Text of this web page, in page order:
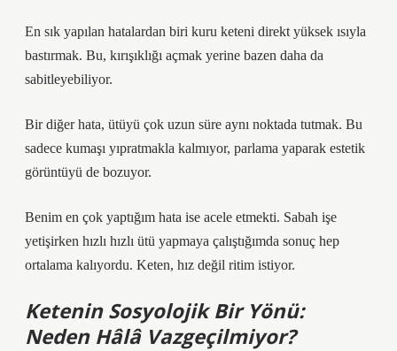
En sık yapılan hatalardan biri kuru keteni direkt yüksek ısıyla
bastırmak. Bu, kırışıklığı açmak yerine bazen daha da
sabitleyebiliyor.
Bir diğer hata, ütüyü çok uzun süre aynı noktada tutmak. Bu
sadece kumaşı yıpratmakla kalmıyor, parlama yaparak estetik
görüntüyü de bozuyor.
Benim en çok yaptığım hata ise acele etmekti. Sabah işe
yetişirken hızlı hızlı ütü yapmaya çalıştığımda sonuç hep
ortalama kalıyordu. Keten, hız değil ritim istiyor.
Ketenin Sosyolojik Bir Yönü:
Neden Hâlâ Vazgeçilmiyor?